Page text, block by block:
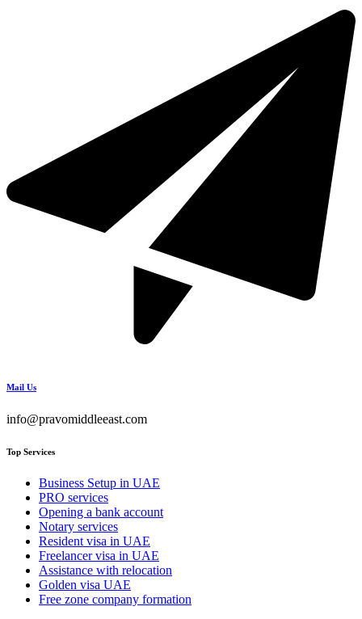
Mail Us
info@pravomiddleeast.com
Top Services
Business Setup in UAE
PRO services
Opening a bank account
Notary services
Resident visa in UAE
Freelancer visa in UAE
Assistance with relocation
Golden visa UAE
Free zone company formation